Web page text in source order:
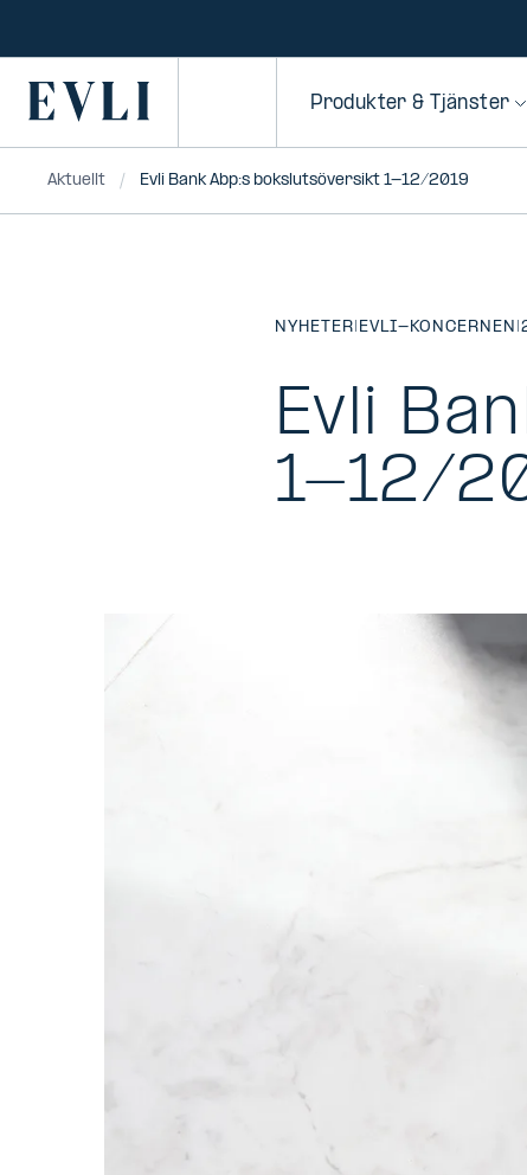
Primary Produkter & Tjänster
Aktuellt Evli Bank Abp:s bokslutsöversikt 1-12/2019
NYHETER| EVLI-KONCERNEN |
Evli
1-12/